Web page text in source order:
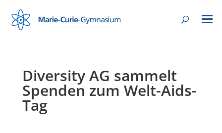
Diversity AG sammelt
Spenden zum Welt-Aids-
Tag